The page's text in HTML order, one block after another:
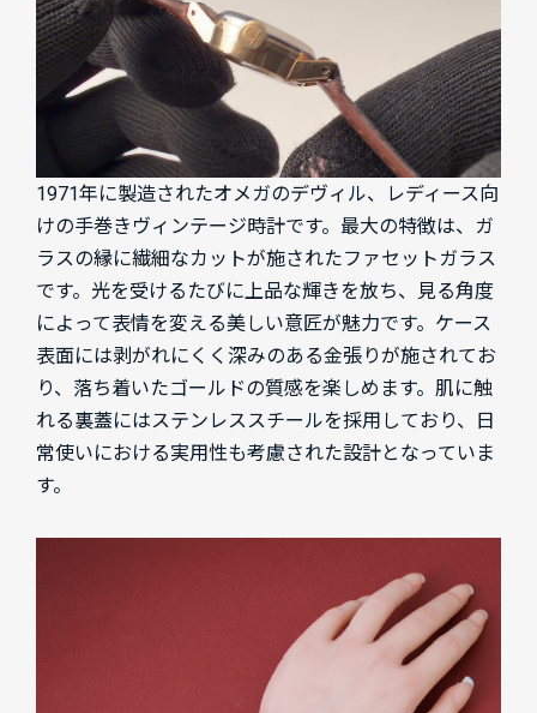
1971年に製造されたオメガのデヴィル、レディース向
けの手巻きヴィンテージ時計です。最大の特徴は、ガ
ラスの縁に繊細なカットが施されたファセットガラス
です。光を受けるたびに上品な輝きを放ち、見る角度
によって表情を変える美しい意匠が魅力です。ケース
表面には剥がれにくく深みのある金張りが施されてお
り、落ち着いたゴールドの質感を楽しめます。肌に触
れる裏蓋にはステンレススチールを採用しており、日
常使いにおける実用性も考慮された設計となっていま
す。